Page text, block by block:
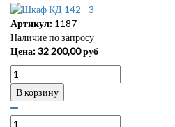
Артикул: 1187
Наличие по запросу
Цена:32 200,00руб
В корзину